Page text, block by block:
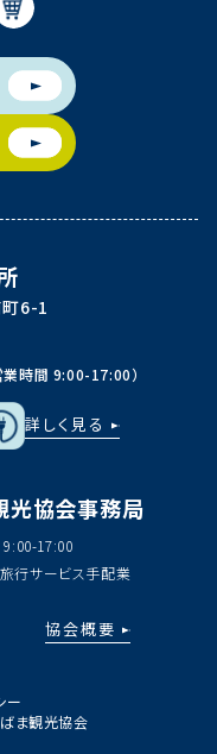
6-1
業時間 9:00-17:00）
詳しく見る
光協会事務局
17:00
行サービス手配業
協会概要
ー
ま観光協会